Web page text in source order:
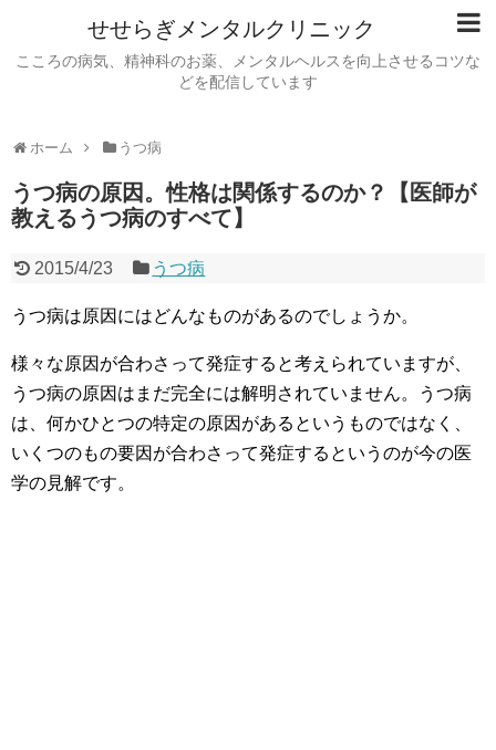
せせらぎメンタルクリニック
こころの病気、精神科のお薬、メンタルヘルスを向上させるコツな
どを配信しています
ホーム うつ病
うつ病の原因。性格は関係するのか？【医師が
教えるうつ病のすべて】
2015/4/23 うつ病
うつ病は原因にはどんなものがあるのでしょうか。
様々な原因が合わさって発症すると考えられていますが、
うつ病の原因はまだ完全には解明されていません。うつ病
は、何かひとつの特定の原因があるというものではなく、
いくつのもの要因が合わさって発症するというのが今の医
学の見解です。